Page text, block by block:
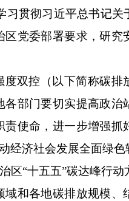
习贯彻习近平总书记关
党委部署要求，研究
双控（以下简称碳排
部门要切实提高政治
使命，进一步增强抓
经济社会发展全面绿色
区“十五五”碳达峰行动
和各地碳排放规模、